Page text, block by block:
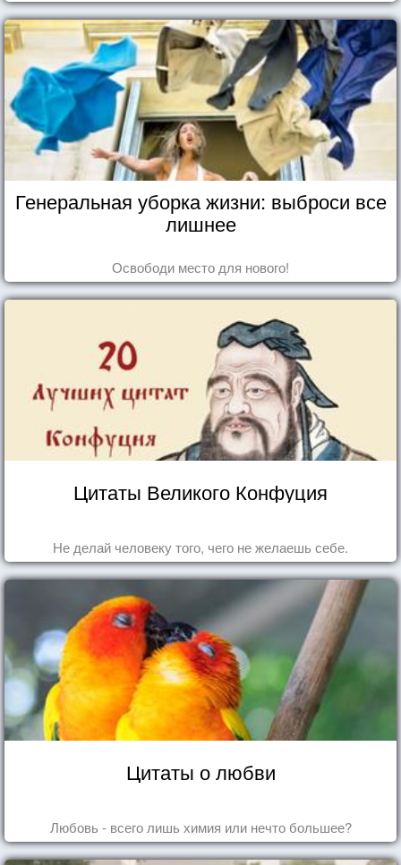
Генеральная уборка жизни: выброси все
лишнее
Освободи место для нового!
Цитаты Великого Конфуция
Не делай человеку того, чего не желаешь себе.
Цитаты о любви
Любовь - всего лишь химия или нечто большее?